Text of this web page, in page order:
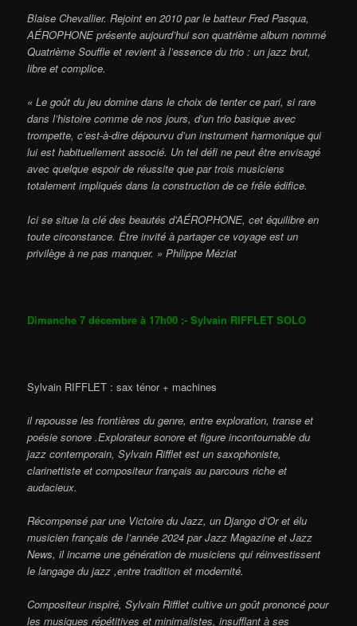
Blaise Chevallier. Rejoint en 2010 par le batteur Fred Pasqua,
AÉROPHONE présente aujourd’hui son quatrième album nommé
Quatrième Souffle et revient à l’essence du trio : un jazz brut,
libre et complice.
« Le goût du jeu domine dans le choix de tenter ce pari, si rare
dans l’histoire comme de nos jours, d’un trio basique avec
trompette, c’est-à-dire dépourvu d’un instrument harmonique qui
lui est habituellement associé. Un tel défi ne peut être envisagé
avec quelque espoir de réussite que par trois musiciens
totalement impliqués dans la construction de ce frêle édifice.
Ici se situe la clé des beautés d’AÉROPHONE, cet équilibre en
toute circonstance. Être invité à partager ce voyage est un
privilège à ne pas manquer. » Philippe Méziat
Dimanche 7 décembre à 17h00 :- Sylvain RIFFLET SOLO
Sylvain RIFFLET : sax ténor + machines
il repousse les frontières du genre, entre exploration, transe et
poésie sonore .Explorateur sonore et figure incontournable du
jazz contemporain, Sylvain Rifflet est un saxophoniste,
clarinettiste et compositeur français au parcours riche et
audacieux.
Récompensé par une Victoire du Jazz, un Django d’Or et élu
musicien français de l’année 2024 par Jazz Magazine et Jazz
News, il incarne une génération de musiciens qui réinvestissent
le langage du jazz ,entre tradition et modernité.
Compositeur inspiré, Sylvain Rifflet cultive un goût prononcé pour
les musiques répétitives et minimalistes, insufflant à ses